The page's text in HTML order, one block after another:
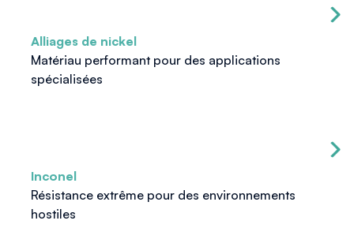
Alliages de nickel
Matériau performant pour des applications
spécialisées
Inconel
Résistance extrême pour des environnements
hostiles